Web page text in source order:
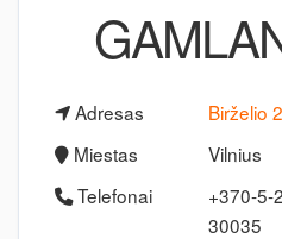
Adresas
Birželio
Miestas
Vilnius
Telefonai
+370-5-
30035